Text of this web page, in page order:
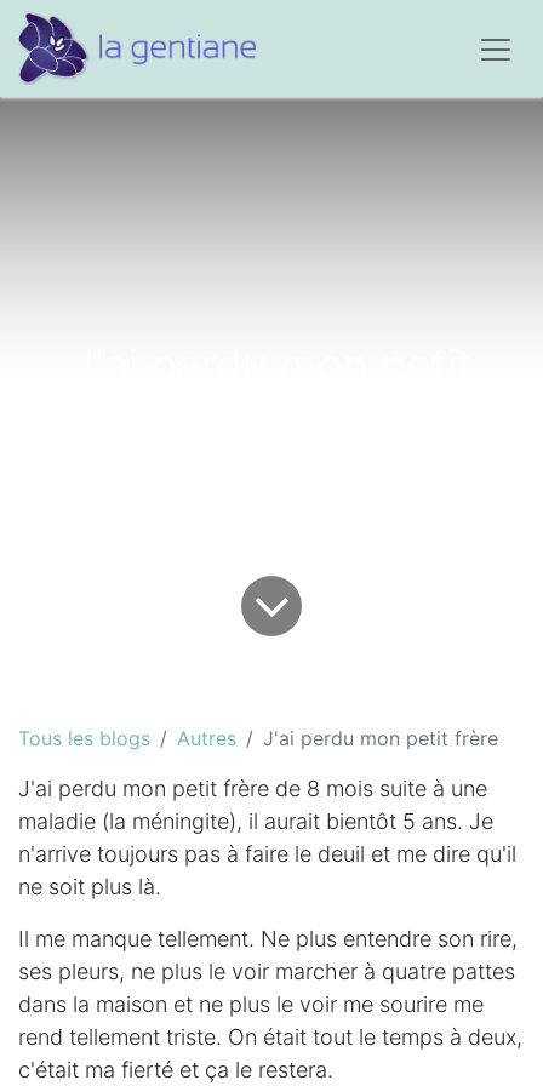
Tous les blogs Autres J'ai perdu mon petit frère
J'ai perdu mon petit frère de 8 mois suite à une
maladie (la méningite), il aurait bientôt 5 ans. Je
n'arrive toujours pas à faire le deuil et me dire qu'il
ne soit plus là.
Il me manque tellement. Ne plus entendre son rire,
ses pleurs, ne plus le voir marcher à quatre pattes
dans la maison et ne plus le voir me sourire me
rend tellement triste. On était tout le temps à deux,
c'était ma fierté et ça le restera.